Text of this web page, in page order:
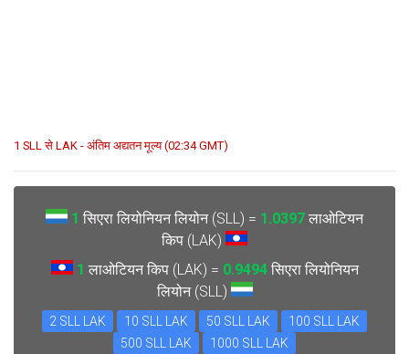
1 SLL से LAK - अंतिम अद्यतन मूल्य (02:34 GMT)
1 सिएरा लियोनियन लियोन (SLL) = 1.0397 लाओटियन
किप (LAK)
1 लाओटियन किप (LAK) = 0.9494सिएरा लियोनियन
लियोन (SLL)
2 SLL LAK 10 SLL LAK 50 SLL LAK
100 SLL LAK
500 SLL LAK
1000 SLL LAK